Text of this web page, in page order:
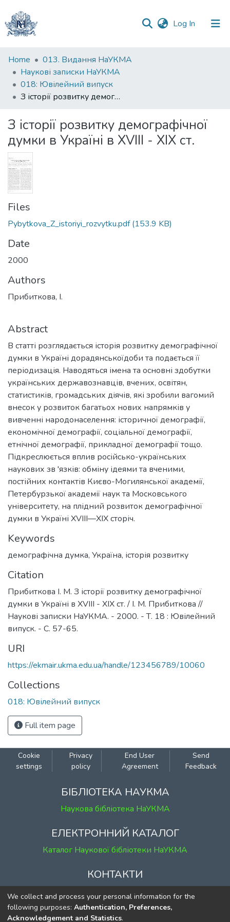
Log In (current)
Communities
&
Collections
All of DSpace
Statistics
Home
013. Видання НаУКМА
Наукові записки НаУКМА
018: Ювілейний випуск
З історії розвитку демографічної думки в Україні в XVIII - XIX ст.
З історії розвитку демографічної
думки в Україні в XVIII - XIX ст.
Files
Pybytkova_Z_istoriyi_rozvytku.pdf(153.9 KB)
Date
2000
Authors
Прибиткова, І.
Abstract
В статті розглядається історія розвитку демографічної
думки в Україні дорадянськоїдоби та подається її
періодизація. Наводяться імена та основні здобутки
українських державознавців, вчених, освітян,
статистиків, громадських діячів, які зробили вагомий
внесок у розвиток багатьох нових напрямків у
вивченні народонаселення: історичної демографії,
економічної демографії, соціальної демографії,
етнічної демографії, прикладної демографії тощо.
Підкреслюється вплив російсько-українських
наукових зв 'язків: обміну ідеями та вченими,
постійних контактів Києво-Могилянської академії,
Петербурзької академії наук та Московського
університету, на плідний розвиток демографічної
думки в Україні XVIII—XIX сторіч.
Keywords
демографічна думка, Україна, історія розвитку
Citation
Прибиткова І. М. З історії розвитку демографічної
думки в Україні в XVIII - XIX ст. / І. М. Прибиткова //
Наукові записки НаУКМА. - 2000. - Т. 18 : Ювілейний
випуск. - С. 57-65.
URI
https://ekmair.ukma.edu.ua/handle/123456789/10060
Collections
018: Ювілейний випуск
Full item page
Cookie
settings
Privacy
policy
End User
Agreement
Send
Feedback
БІБЛІОТЕКА НАУКМА
Наукова бібліотека НаУКМА
ЕЛЕКТРОННИЙ КАТАЛОГ
Каталог Наукової бібліотеки НаУКМА
КОНТАКТИ
м. Київ, вул. Григорія Сковороди, 2
к. 1, к. 120
We collect and process your personal information for the
following purposes: Authentication, Preferences,
Acknowledgement and Statistics.